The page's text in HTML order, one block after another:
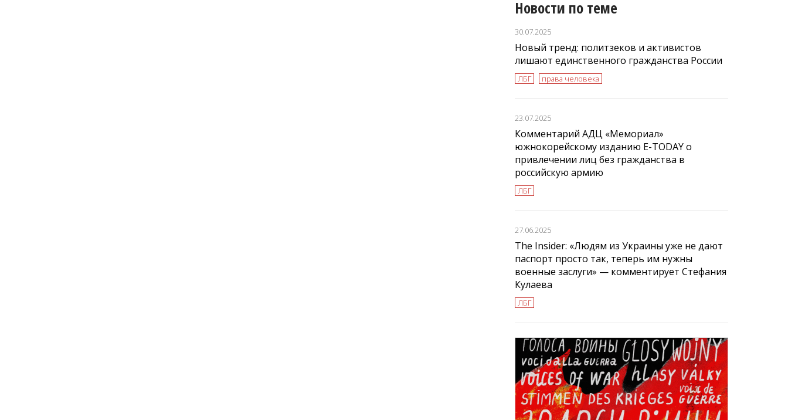
Новости по теме
30.07.2025
Новый тренд: политзеков и активистов
лишают единственного гражданства России
ЛБГ права человека
23.07.2025
Комментарий АДЦ «Мемориал»
южнокорейскому изданию E-TODAY о
привлечении лиц без гражданства в
российскую армию
ЛБГ
27.06.2025
The Insider: «Людям из Украины уже не дают
паспорт просто так, теперь им нужны
военные заслуги» — комментирует Стефания
Кулаева
ЛБГ